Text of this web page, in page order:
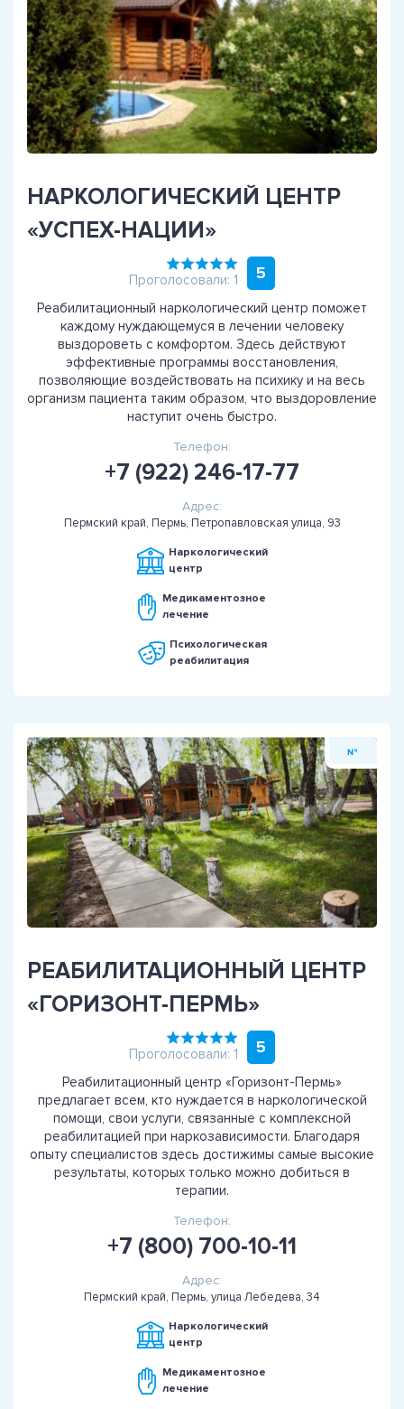
НАРКОЛОГИЧЕСКИЙ ЦЕНТР
«УСПЕХ-НАЦИИ»
Проголосовали: 1 5
Реабилитационный наркологический центр поможет
каждому нуждающемуся в лечении человеку
выздороветь с комфортом. Здесь действуют
эффективные программы восстановления,
позволяющие воздействовать на психику и на весь
организм пациента таким образом, что выздоровление
наступит очень быстро.
Телефон:
+7 (922) 246-17-77
Адрес:
Пермский край, Пермь, Петропавловская улица, 93
Наркологический
центр
Медикаментозное
лечение
Психологическая
реабилитация
№
РЕАБИЛИТАЦИОННЫЙ ЦЕНТР
«ГОРИЗОНТ-ПЕРМЬ»
Проголосовали: 1 5
Реабилитационный центр «Горизонт-Пермь»
предлагает всем, кто нуждается в наркологической
помощи, свои услуги, связанные с комплексной
реабилитацией при наркозависимости. Благодаря
опыту специалистов здесь достижимы самые высокие
результаты, которых только можно добиться в
терапии.
Телефон:
+7 (800) 700-10-11
Адрес:
Пермский край, Пермь, улица Лебедева, 34
Наркологический
центр
Медикаментозное
лечение